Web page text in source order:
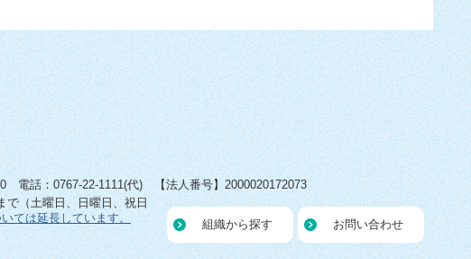
電話：0767-22-1111(代) 【法人番号】2000020172073
で（土曜日、日曜日、祝日
ては延長しています。 組織から探す お問い合わせ